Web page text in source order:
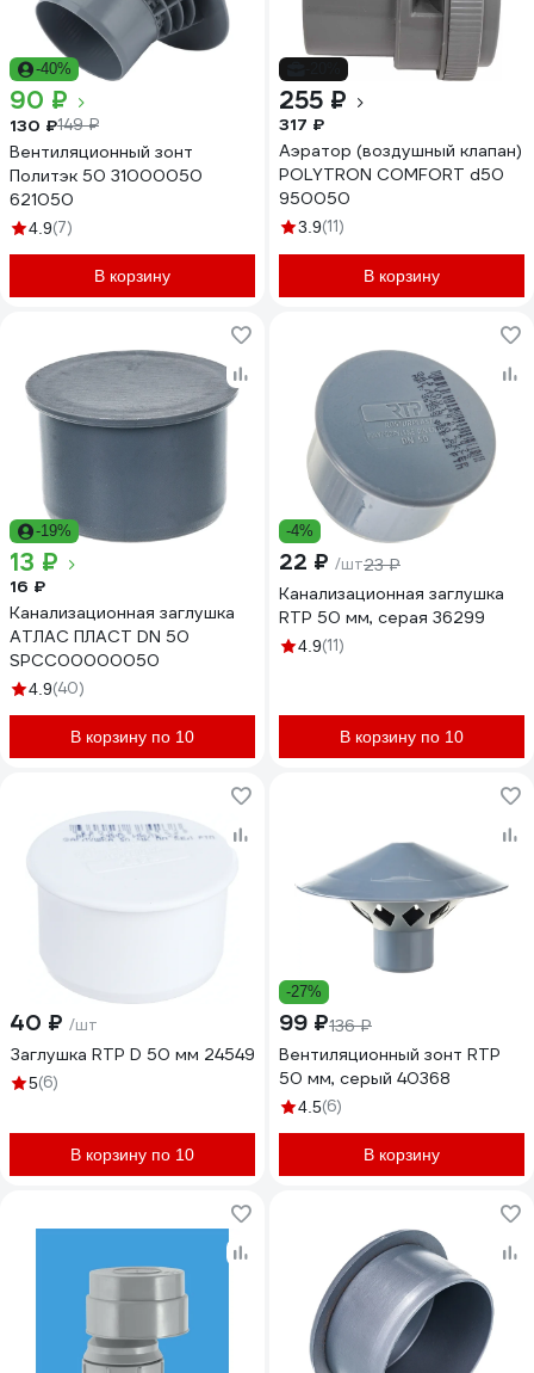
-40%
90 ₽
130 ₽149 ₽
Вентиляционный зонт
Политэк 50 31000050
621050
4.9(7)
В корзину
255 ₽
317 ₽
Аэратор (воздушный клапан)
POLYTRON COMFORT d50
950050
3.9(11)
В корзину
-19%
13 ₽
16 ₽
Канализационная заглушка
АТЛАС ПЛАСТ DN 50
SPCC00000050
4.9(40)
В корзину по 10
-4%
22 ₽ /шт23 ₽
Канализационная заглушка
RTP 50 мм, серая 36299
4.9(11)
В корзину по 10
40 ₽ /шт
Заглушка RTP D 50 мм 24549
5(6)
В корзину по 10
-27%
99 ₽136 ₽
Вентиляционный зонт RTP
50 мм, серый 40368
4.5(6)
В корзину